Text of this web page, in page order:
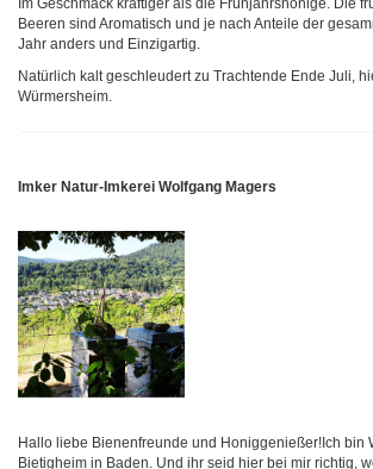
Im Geschmack kräftiger als die Frühjahrshonige. Die
Beeren sind Aromatisch und je nach Anteile der
Jahr anders und Einzigartig.
Natürlich kalt geschleudert zu Trachtende Ende Juli,
Würmersheim.
Imker Natur-Imkerei Wolfgang Magers
Hallo liebe Bienenfreunde und Honiggenießer!Ich bin
Bietigheim in Baden. Und ihr seid hier bei mir richtig,